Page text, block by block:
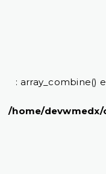
: array_combine()
/home/